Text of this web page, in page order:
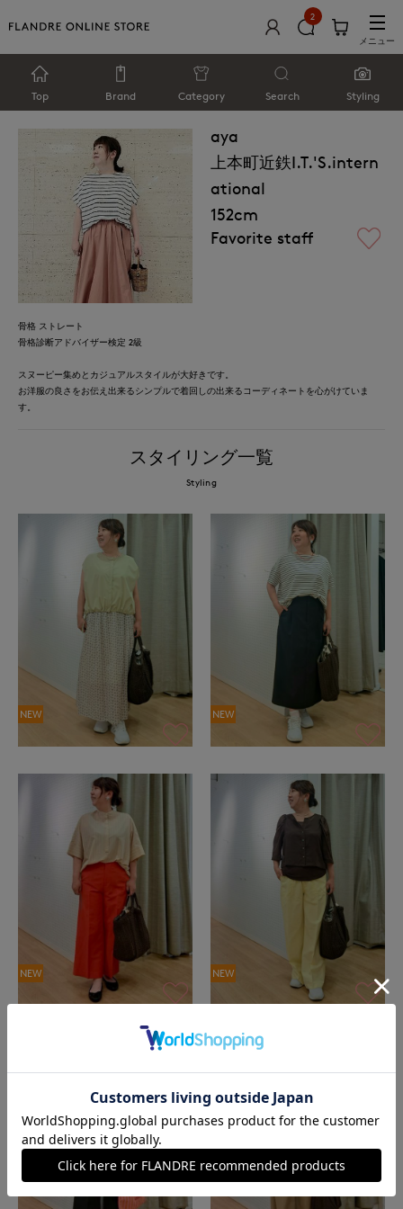
2
メニュー
Top Brand Category Search Styling
aya
上本町近鉄I.T.'S.intern
ational
152cm
Favorite staff
骨格 ストレート
骨格診断アドバイザー検定 2級
スヌーピー集めとカジュアルスタイルが大好きです。
お洋服の良さをお伝え出来るシンプルで着回しの出来るコーディネートを心がけていま
す。
スタイリング一覧
Styling
NEW NEW
NEW NEW